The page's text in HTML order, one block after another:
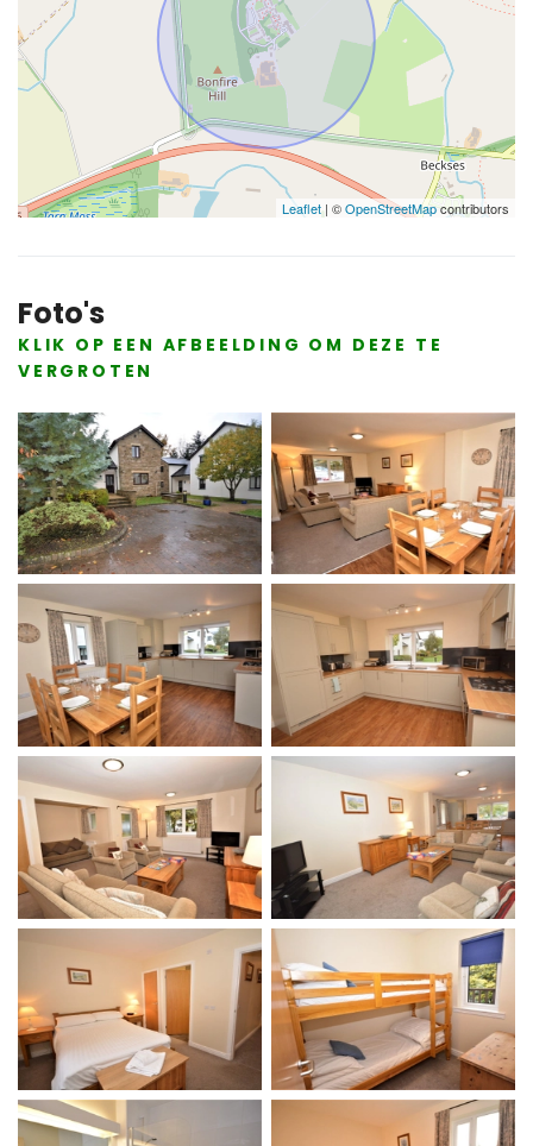
Leaflet | ©OpenStreetMapcontributors
Foto's
KLIK OP EEN AFBEELDING OM DEZE TE
VERGROTEN